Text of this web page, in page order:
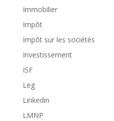
Immobilier
Impôt
Impôt sur les sociétés
Investissement
ISF
Leg
Linkedin
LMNP